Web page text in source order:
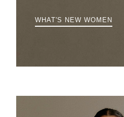
WHAT'S NEW WOMEN